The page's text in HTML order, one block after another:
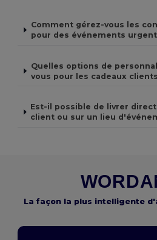
Comment gérez-vous les
pour des événements
Quelles options de
vous pour les cadeaux
Est-il possible de livrer
client ou sur un lieu
La façon la plus intelligente